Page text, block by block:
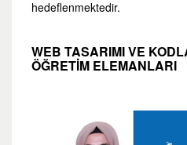
hedeflenmektedir.
WEB TASARIMI VE
ÖĞRETİM ELEMANLARI